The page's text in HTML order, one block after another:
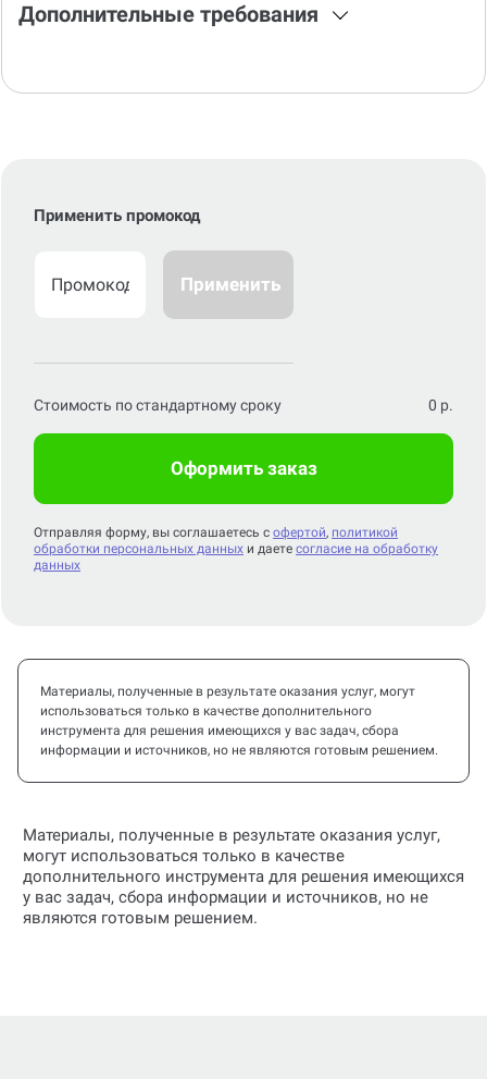
Дополнительные требования
Применить промокод
Применить
Стоимость по стандартному сроку 0 р.
Оформить заказ
Отправляя форму, вы соглашаетесь с офертой, политикой
обработки персональных данных и даете согласие на обработку
данных
Материалы, полученные в результате оказания услуг, могут
использоваться только в качестве дополнительного
инструмента для решения имеющихся у вас задач, сбора
информации и источников, но не являются готовым решением.
Материалы, полученные в результате оказания услуг,
могут использоваться только в качестве
дополнительного инструмента для решения имеющихся
у вас задач, сбора информации и источников, но не
являются готовым решением.